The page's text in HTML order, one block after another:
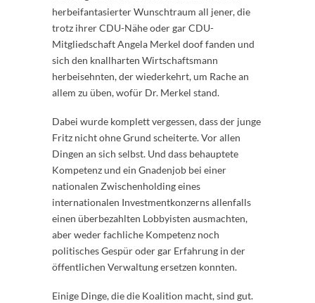
herbeifantasierter Wunschtraum all jener, die
trotz ihrer CDU-Nähe oder gar CDU-
Mitgliedschaft Angela Merkel doof fanden und
sich den knallharten Wirtschaftsmann
herbeisehnten, der wiederkehrt, um Rache an
allem zu üben, wofür Dr. Merkel stand.
Dabei wurde komplett vergessen, dass der junge
Fritz nicht ohne Grund scheiterte. Vor allen
Dingen an sich selbst. Und dass behauptete
Kompetenz und ein Gnadenjob bei einer
nationalen Zwischenholding eines
internationalen Investmentkonzerns allenfalls
einen überbezahlten Lobbyisten ausmachten,
aber weder fachliche Kompetenz noch
politisches Gespür oder gar Erfahrung in der
öffentlichen Verwaltung ersetzen konnten.
Einige Dinge, die die Koalition macht, sind gut.